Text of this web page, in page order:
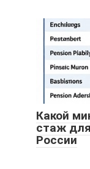
Какой
стаж
России